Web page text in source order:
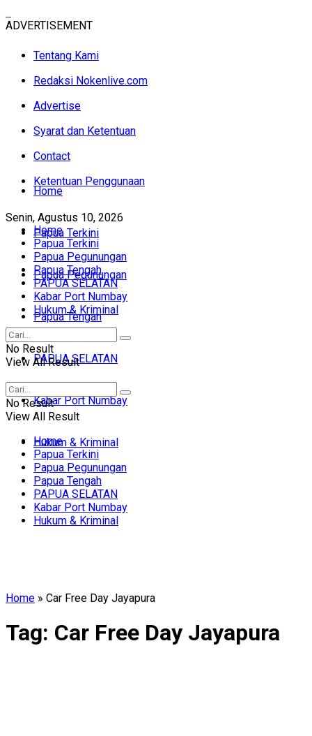
ADVERTISEMENT
Tentang Kami
Redaksi Nokenlive.com
Advertise
Syarat dan Ketentuan
Contact
Ketentuan Penggunaan
Senin, Agustus 10, 2026
Home
Papua Terkini
Papua Pegunungan
Papua Tengah
PAPUA SELATAN
Kabar Port Numbay
Hukum & Kriminal
Home
Papua Terkini
Papua Pegunungan
Papua Tengah
PAPUA SELATAN
Kabar Port Numbay
Hukum & Kriminal
No Result
View All Result
No Result
View All Result
Home
Papua Terkini
Papua Pegunungan
Papua Tengah
PAPUA SELATAN
Kabar Port Numbay
Hukum & Kriminal
Home » Car Free Day Jayapura
Tag: Car Free Day Jayapura